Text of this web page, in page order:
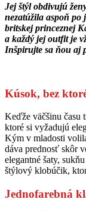
Jej štýl obdivujú
nezatúžila aspoň po
britskej princeznej
a každý jej outfit je
Inšpirujte sa ňou aj
Kúsok, bez
Keďže väčšinu času
ktoré si vyžadujú
Kým v mladosti
dáva prednosť skôr
elegantné šaty,
štýlový klobúčik,
Jednofarebná